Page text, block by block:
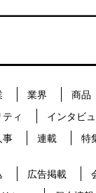
業界 商品
ィ
インタビ
事
連載 特
広告掲載